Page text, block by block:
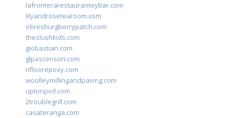
lafronterarestauranteybar.com
lilyandrosetearoom.com
olivesburgberrypatch.com
theslushkids.com
giobastian.com
glpascensori.com
rifloorepoxy.com
woolleymillingandpaving.com
uptonpvd.com
2troublegrill.com
casateranga.com